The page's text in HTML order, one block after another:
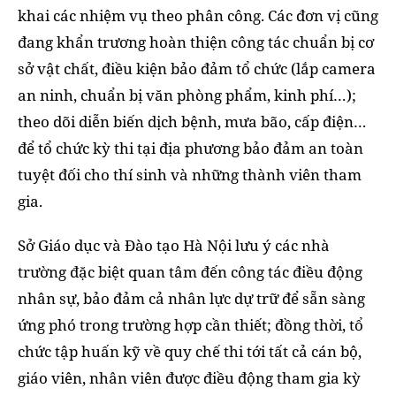
khai các nhiệm vụ theo phân công. Các đơn vị cũng
đang khẩn trương hoàn thiện công tác chuẩn bị cơ
sở vật chất, điều kiện bảo đảm tổ chức (lắp camera
an ninh, chuẩn bị văn phòng phẩm, kinh phí…);
theo dõi diễn biến dịch bệnh, mưa bão, cấp điện…
để tổ chức kỳ thi tại địa phương bảo đảm an toàn
tuyệt đối cho thí sinh và những thành viên tham
gia.
Sở Giáo dục và Đào tạo Hà Nội lưu ý các nhà
trường đặc biệt quan tâm đến công tác điều động
nhân sự, bảo đảm cả nhân lực dự trữ để sẵn sàng
ứng phó trong trường hợp cần thiết; đồng thời, tổ
chức tập huấn kỹ về quy chế thi tới tất cả cán bộ,
giáo viên, nhân viên được điều động tham gia kỳ